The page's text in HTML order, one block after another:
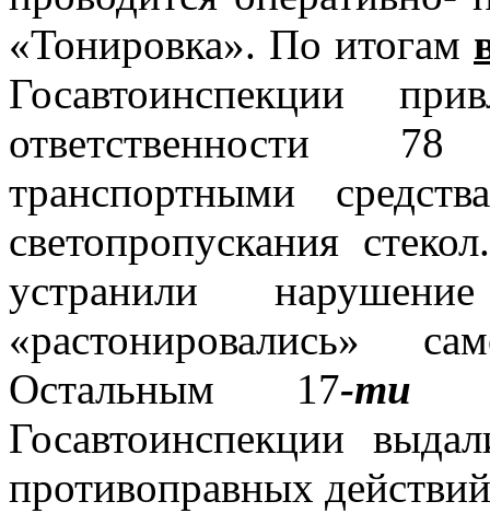
«Тонировка». По итогам
Госавтоинспекции
ответственности
транспортными
светопропускания
устранили
«растонировались»
Остальным 17-ти
Госавтоинспекции
противоправных